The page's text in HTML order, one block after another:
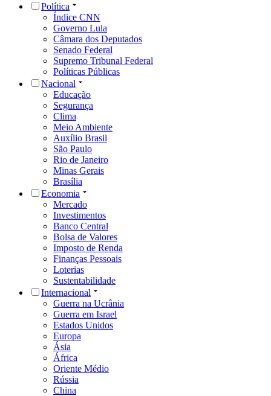
Política
Índice CNN
Governo Lula
Câmara dos Deputados
Senado Federal
Supremo Tribunal Federal
Políticas Públicas
Nacional
Educação
Segurança
Clima
Meio Ambiente
Auxílio Brasil
São Paulo
Rio de Janeiro
Minas Gerais
Brasília
Economia
Mercado
Investimentos
Banco Central
Bolsa de Valores
Imposto de Renda
Finanças Pessoais
Loterias
Sustentabilidade
Internacional
Guerra na Ucrânia
Guerra em Israel
Estados Unidos
Europa
Ásia
África
Oriente Médio
Rússia
China